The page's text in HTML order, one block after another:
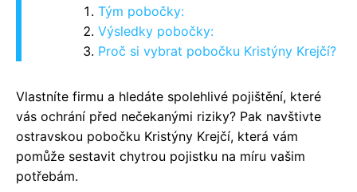
Tým pobočky:
Výsledky pobočky:
Proč si vybrat pobočku Kristýny Krejčí?
Vlastníte firmu a hledáte spolehlivé pojištění, které
vás ochrání před nečekanými riziky? Pak navštivte
ostravskou pobočku Kristýny Krejčí, která vám
pomůže sestavit chytrou pojistku na míru vašim
potřebám.